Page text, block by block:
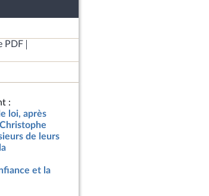
PDF
:
loi, après
de leurs
et la